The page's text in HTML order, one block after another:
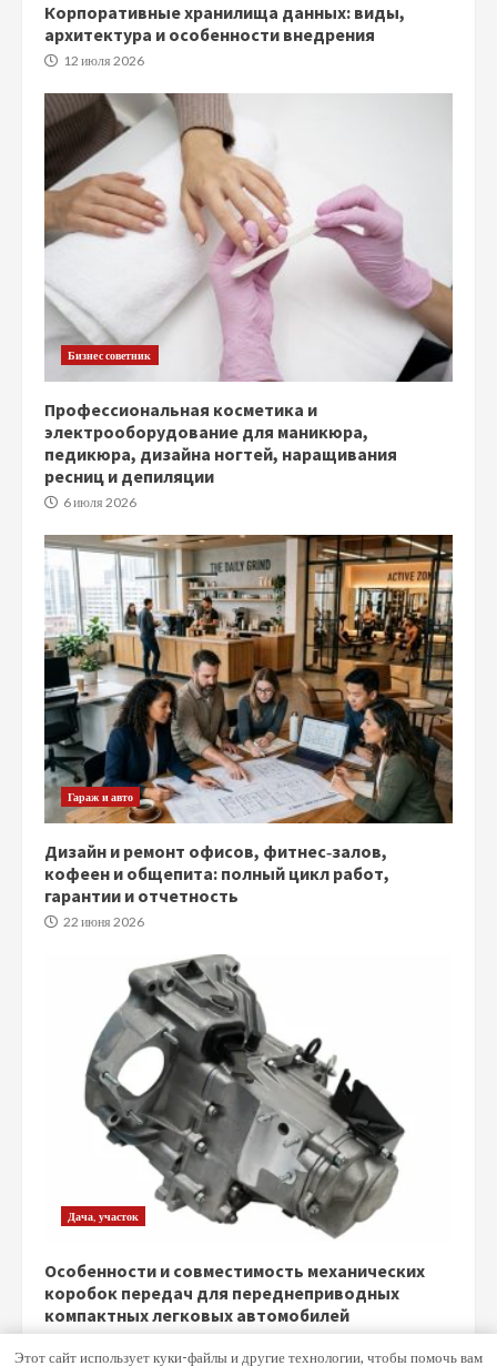
Корпоративные хранилища данных: виды,
архитектура и особенности внедрения
12 июля 2026
Бизнес советник
Профессиональная косметика и
электрооборудование для маникюра,
педикюра, дизайна ногтей, наращивания
ресниц и депиляции
6 июля 2026
Гараж и авто
Дизайн и ремонт офисов, фитнес‑залов,
кофеен и общепита: полный цикл работ,
гарантии и отчетность
22 июня 2026
Дача, участок
Особенности и совместимость механических
коробок передач для переднеприводных
компактных легковых автомобилей
Этот сайт использует куки-файлы и другие технологии, чтобы помочь вам